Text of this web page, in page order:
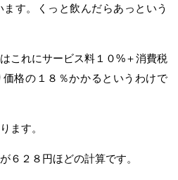
す。くっと飲んだらあっという
これにサービス料１０%＋消費税
格の１８％かかるというわけで
ます。
６２８円ほどの計算です。